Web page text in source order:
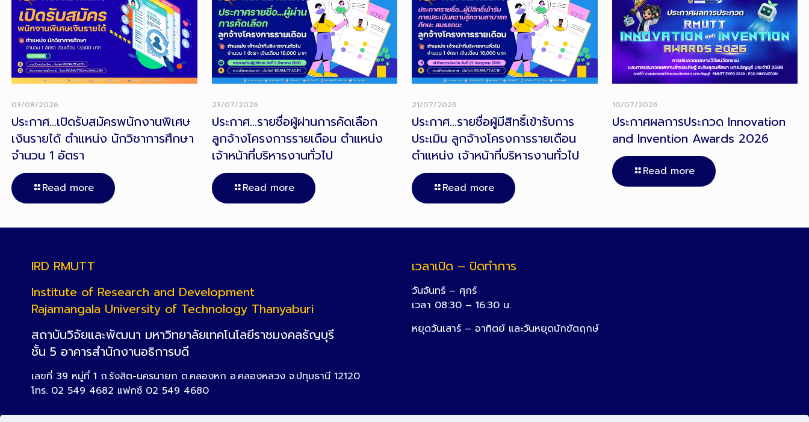
03/08/2026
ประกาศ…เปิดรับสมัครพนักงานพิเศษ
เงินรายได้ ตำแหน่ง นักวิชาการศึกษา
จำนวน 1 อัตรา
Read more
23/07/2026
ประกาศ…รายชื่อผู้ผ่านการคัดเลือก
ลูกจ้างโครงการรายเดือน ตำแหน่ง
เจ้าหน้าที่บริหารงานทั่วไป
Read more
21/07/2026
ประกาศ…รายชื่อผู้มีสิทธิ์เข้ารับการ
ประเมิน ลูกจ้างโครงการรายเดือน
ตำแหน่ง เจ้าหน้าที่บริหารงานทั่วไป
Read more
10/07/2026
ประกาศผลการประกวด Innovation
and Invention Awards 2026
Read more
IRD RMUTT
Institute of Research and Development
Rajamangala University of Technology Thanyaburi
สถาบันวิจัยและพัฒนา มหาวิทยาลัยเทคโนโลยีราชมงคลธัญบุรี
ชั้น 5 อาคารสำนักงานอธิการบดี
เลขที่ 39 หมู่ที่ 1 ถ.รังสิต-นครนายก ต.คลองหก อ.คลองหลวง จ.ปทุมธานี 12120
โทร. 02 549 4682 แฟกซ์ 02 549 4680
เวลาเปิด – ปิดทำการ
วันจันทร์ – ศุกร์
เวลา 08:30 – 16:30 น.
หยุดวันเสาร์ – อาทิตย์ และวันหยุดนักขัตฤกษ์